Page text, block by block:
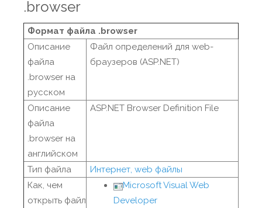
.browser
Формат файла .browser
Описание
файла
.browser на
русском
Файл определений для web-
браузеров (ASP.NET)
Описание
файла
.browser на
английском
ASP.NET Browser Definition File
Тип файла
Интернет, web файлы
Как, чем
открыть файл
Microsoft Visual Web
Developer